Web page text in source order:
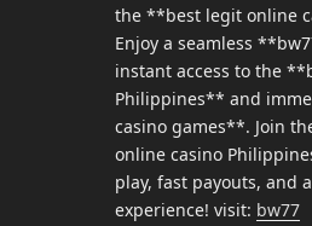
the **best legit online
Enjoy a seamless
instant access to the
Philippines** and
casino games**. Join
online casino
play, fast payouts, and
experience! visit: bw77